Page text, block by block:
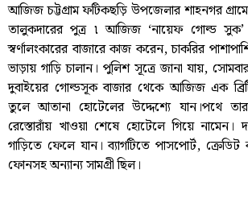
আজিজ চট্টগ্রাম ফটিকছড়ি উপজেলার শাহনগর
তালুকদারের পুত্র ৷ আজিজ ‘নায়েফ গোল্ড সুক’
স্বর্ণালংকারের বাজারে কাজ করেন, চাকরির
ভাড়ায় গাড়ি চালান। পুলিশ সূত্রে জানা যায়,
দুবাইয়ের গোল্ডসূক বাজার থেকে আজিজ এক
তুলে আতানা হোটেলের উদ্দেশ্যে যান।পথে
রেস্তোরাঁয় খাওয়া শেষে হোটেলে গিয়ে নামেন।
গাড়িতে ফেলে যান। ব্যাগটিতে পাসপোর্ট,
ফোনসহ অন্যান্য সামগ্রী ছিল।